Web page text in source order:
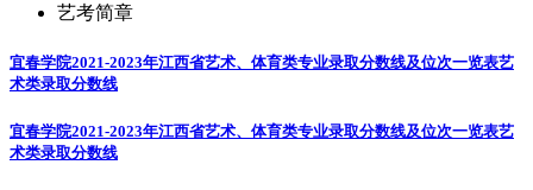
艺考简章
宜春学院2021-2023年江西省艺术、体育类专业录取分数线及位次一览表艺
术类录取分数线
宜春学院2021-2023年江西省艺术、体育类专业录取分数线及位次一览表艺
术类录取分数线